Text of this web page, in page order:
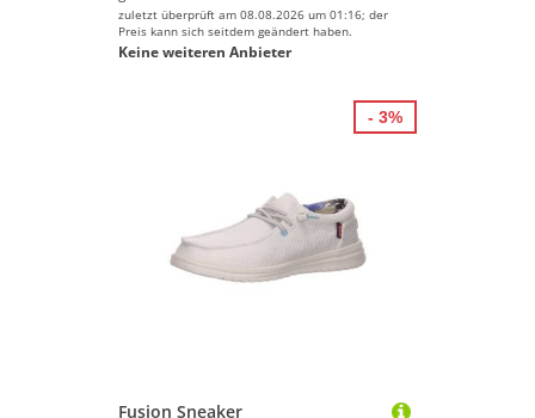
zuletzt überprüft am 08.08.2026 um 01:16; der
Preis kann sich seitdem geändert haben.
Keine weiteren Anbieter
Fusion Sneaker
- 3%